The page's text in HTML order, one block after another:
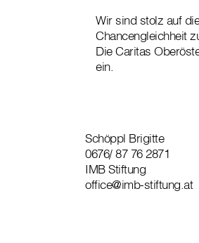
Wir sind stolz auf
Chancengleichheit
Die Caritas
ein.
Schöppl Brigitte
0676/ 87 76 2871
IMB Stiftung
office@imb-stiftung.at